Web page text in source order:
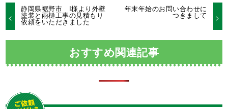
静岡県裾野市 I様より外壁
塗装と雨樋工事の見積もり
依頼をいただきました
年末年始のお問い合わせに
つきまして
おすすめ関連記事